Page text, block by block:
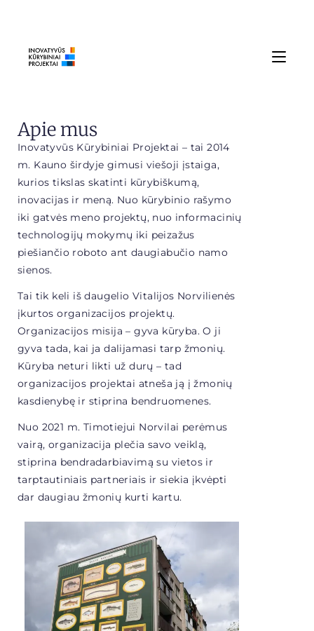
Apie mus
Inovatyvūs Kūrybiniai Projektai – tai 2014
m. Kauno širdyje gimusi viešoji įstaiga,
kurios tikslas skatinti kūrybiškumą,
inovacijas ir meną. Nuo kūrybinio rašymo
iki gatvės meno projektų, nuo informacinių
technologijų mokymų iki peizažus
piešiančio roboto ant daugiabučio namo
sienos.
Tai tik keli iš daugelio Vitalijos Norvilienės
įkurtos organizacijos projektų.
Organizacijos misija – gyva kūryba. O ji
gyva tada, kai ja dalijamasi tarp žmonių.
Kūryba neturi likti už durų – tad
organizacijos projektai atneša ją į žmonių
kasdienybę ir stiprina bendruomenes.
Nuo 2021 m. Timotiejui Norvilai perėmus
vairą, organizacija plečia savo veiklą,
stiprina bendradarbiavimą su vietos ir
tarptautiniais partneriais ir siekia įkvėpti
dar daugiau žmonių kurti kartu.